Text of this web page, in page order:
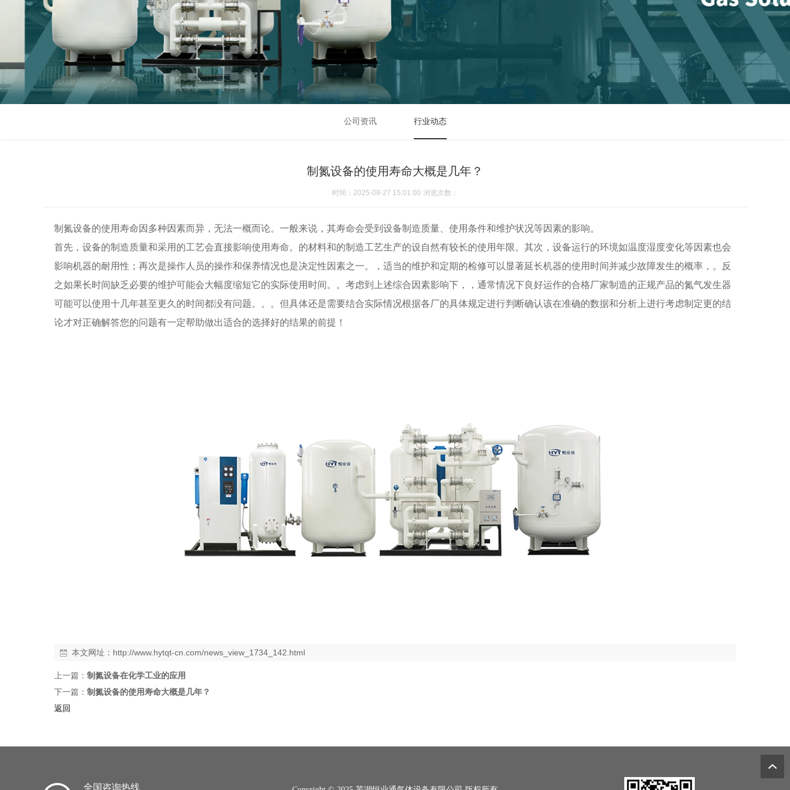
公司资讯 行业动态
制氮设备的使用寿命大概是几年？
时间：2025-08-27 15:01:00 浏览次数：
制氮设备的使用寿命因多种因素而异，无法一概而论。一般来说，其寿命会受到设备制造质量、使用条件和维护状况等因素的影响。
首先，设备的制造质量和采用的工艺会直接影响使用寿命。的材料和的制造工艺生产的设自然有较长的使用年限。其次，设备运行的环境如温度湿度变化等因素也会
影响机器的耐用性；再次是操作人员的操作和保养情况也是决定性因素之一。，适当的维护和定期的检修可以显著延长机器的使用时间并减少故障发生的概率，。反
之如果长时间缺乏必要的维护可能会大幅度缩短它的实际使用时间。。考虑到上述综合因素影响下，，通常情况下良好运作的合格厂家制造的正规产品的氮气发生器
可能可以使用十几年甚至更久的时间都没有问题。。。但具体还是需要结合实际情况根据各厂的具体规定进行判断确认该在准确的数据和分析上进行考虑制定更的结
论才对正确解答您的问题有一定帮助做出适合的选择好的结果的前提！
本文网址： http://www.hytqt-cn.com/news_view_1734_142.html
上一篇： 制氮设备在化学工业的应用
下一篇： 制氮设备的使用寿命大概是几年？
返回
全国咨询热线